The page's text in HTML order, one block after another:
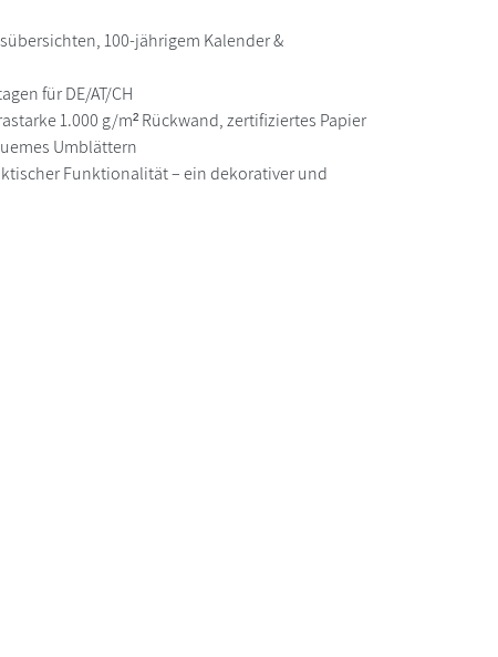
100-jährigem Kalender &
für DE/AT/CH
1.000 g/m² Rückwand, zertifiziertes Papier
Umblättern
Funktionalität – ein dekorativer und